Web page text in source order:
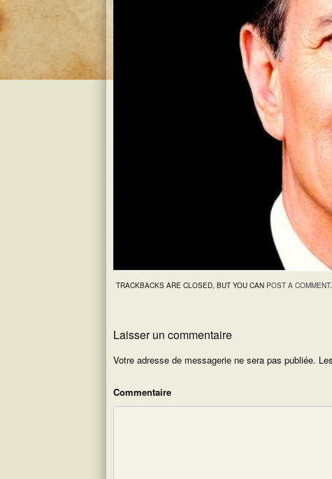
TRACKBACKS ARE CLOSED, BUT YOU CAN POST A COMMENT.
Laisser un commentaire
Votre adresse de messagerie ne sera pas publiée.
Commentaire